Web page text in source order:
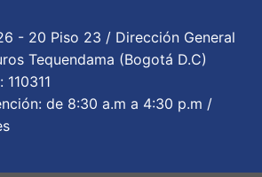
- 20 Piso 23 / Dirección General
Tequendama (Bogotá D.C)
de 8:30 a.m a 4:30 p.m /